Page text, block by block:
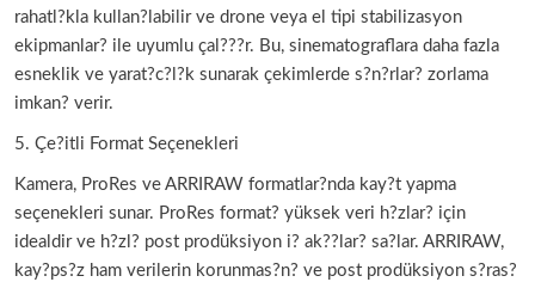
rahatl?kla kullan?labilir ve drone veya el tipi stabilizasyon
ekipmanlar? ile uyumlu çal???r. Bu, sinematograflara daha fazla
esneklik ve yarat?c?l?k sunarak çekimlerde s?n?rlar? zorlama
imkan? verir.
5. Çe?itli Format Seçenekleri
Kamera, ProRes ve ARRIRAW formatlar?nda kay?t yapma
seçenekleri sunar. ProRes format? yüksek veri h?zlar? için
idealdir ve h?zl? post prodüksiyon i? ak??lar? sa?lar. ARRIRAW,
kay?ps?z ham verilerin korunmas?n? ve post prodüksiyon s?ras?